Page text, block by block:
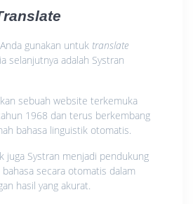
gunakan untuk translate
selanjutnya adalah Systran
sebuah website terkemuka
1968 dan terus berkembang
bahasa linguistik otomatis.
juga Systran menjadi pendukung
secara otomatis dalam
hasil yang akurat.